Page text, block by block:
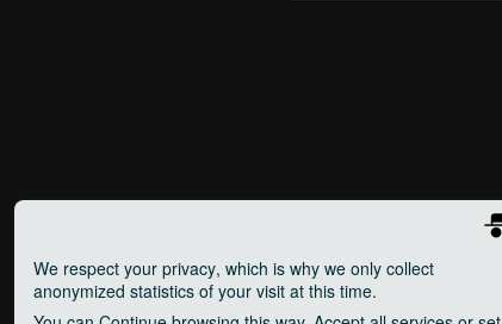
We respect your privacy, which is why we only collect
anonymized statistics of your visit at this time.